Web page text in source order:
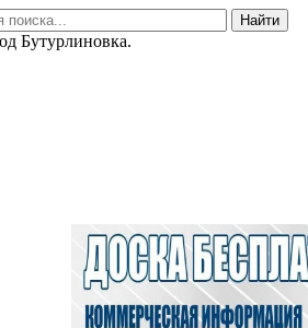
Найти
Бутурлиновка.